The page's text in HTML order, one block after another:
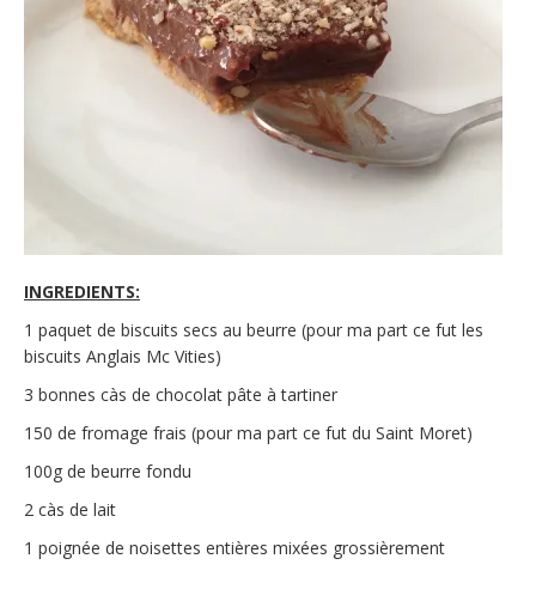
INGREDIENTS:
1 paquet de biscuits secs au beurre (pour ma part ce fut les
biscuits Anglais Mc Vities)
3 bonnes càs de chocolat pâte à tartiner
150 de fromage frais (pour ma part ce fut du Saint Moret)
100g de beurre fondu
2 càs de lait
1 poignée de noisettes entières mixées grossièrement